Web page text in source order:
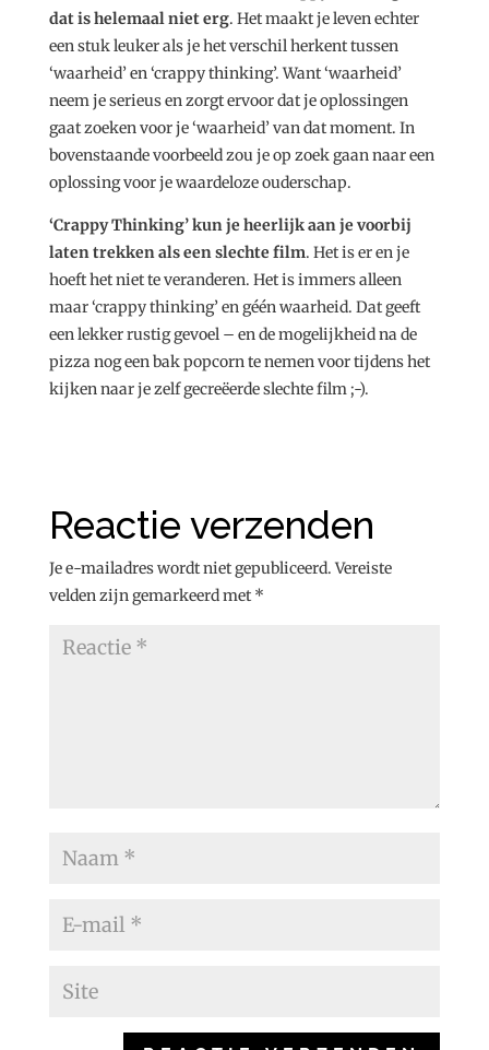
dat is helemaal niet erg. Het maakt je leven echter
een stuk leuker als je het verschil herkent tussen
‘waarheid’ en ‘crappy thinking’. Want ‘waarheid’
neem je serieus en zorgt ervoor dat je oplossingen
gaat zoeken voor je ‘waarheid’ van dat moment. In
bovenstaande voorbeeld zou je op zoek gaan naar een
oplossing voor je waardeloze ouderschap.
‘Crappy Thinking’ kun je heerlijk aan je voorbij
laten trekken als een slechte film. Het is er en je
hoeft het niet te veranderen. Het is immers alleen
maar ‘crappy thinking’ en géén waarheid. Dat geeft
een lekker rustig gevoel – en de mogelijkheid na de
pizza nog een bak popcorn te nemen voor tijdens het
kijken naar je zelf gecreëerde slechte film ;-).
Reactie verzenden
Je e-mailadres wordt niet gepubliceerd. Vereiste
velden zijn gemarkeerd met *